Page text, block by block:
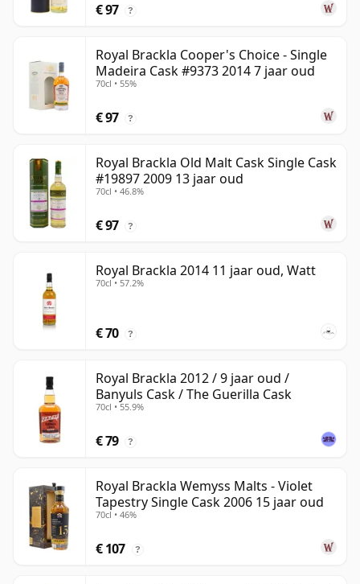
€ 97 ?
Royal Brackla Cooper's Choice - Single
Madeira Cask #9373 2014 7 jaar oud
70cl • 55%
€ 97 ?
Royal Brackla Old Malt Cask Single Cask
#19897 2009 13 jaar oud
70cl • 46.8%
€ 97 ?
Royal Brackla 2014 11 jaar oud, Watt
70cl • 57.2%
€ 70 ?
Royal Brackla 2012 / 9 jaar oud /
Banyuls Cask / The Guerilla Cask
70cl • 55.9%
€ 79 ?
Royal Brackla Wemyss Malts - Violet
Tapestry Single Cask 2006 15 jaar oud
70cl • 46%
€ 107 ?